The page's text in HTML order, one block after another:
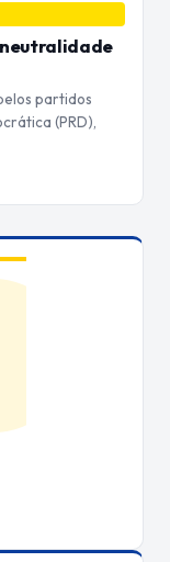
partidos
(PRD),